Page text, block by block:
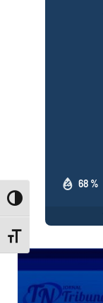
Toggle High Contrast
Toggle Font size
68 %